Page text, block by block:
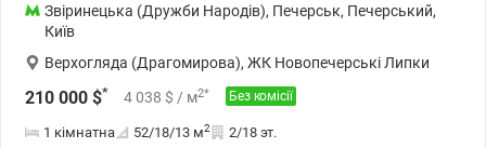
Звіринецька (Дружби Народів), Печерськ, Печерський,
Київ
Верхогляда (Драгомирова), ЖК Новопечерські Липки
210 000 $* 4 038 $ / м2* Без комісії
1 кімнатна 52/18/13 м2 2/18 эт.